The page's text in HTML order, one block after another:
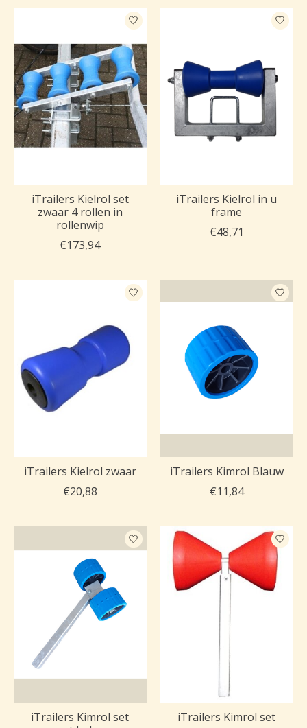
iTrailers Kielrol set
zwaar 4 rollen in
rollenwip
€173,94
iTrailers Kielrol in u
frame
€48,71
iTrailers Kielrol zwaar
€20,88
iTrailers Kimrol Blauw
€11,84
iTrailers Kimrol set
iTrailers Kimrol set